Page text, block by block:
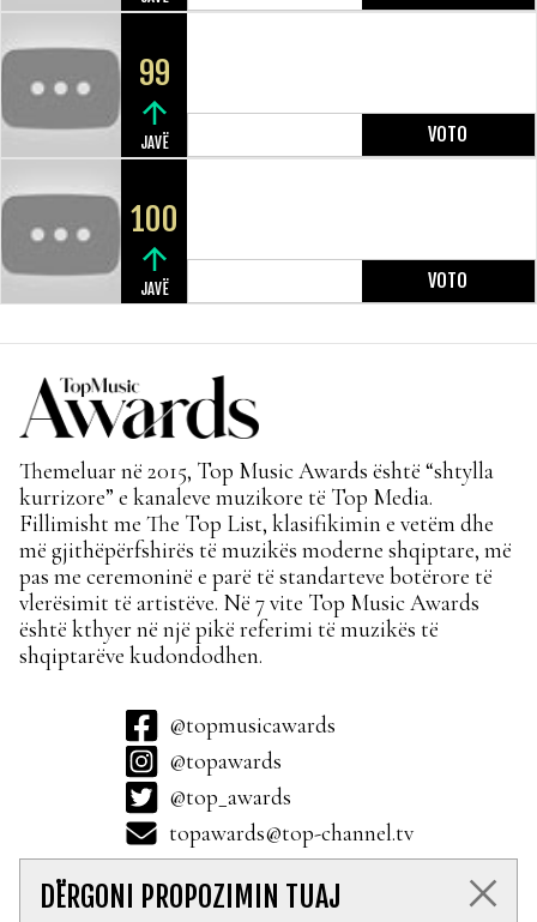
99
JAVË VOTO
100
JAVË VOTO
DËRGONI PROPOZIMIN TUAJ
Themeluar në 2015, Top Music Awards është “shtylla
kurrizore” e kanaleve muzikore të Top Media.
Fillimisht me The Top List, klasifikimin e vetëm dhe
më gjithëpërfshirës të muzikës moderne shqiptare, më
pas me ceremoninë e parë të standarteve botërore të
vlerësimit të artistëve. Në 7 vite Top Music Awards
është kthyer në një pikë referimi të muzikës të
shqiptarëve kudondodhen.
@topmusicawards
@topawards
@top_awards
topawards@top-channel.tv